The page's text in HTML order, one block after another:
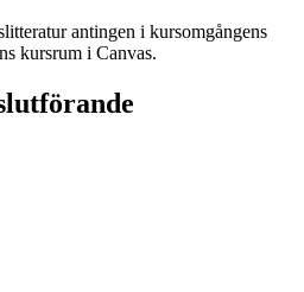
antingen i kursomgångens
kursrum i Canvas.